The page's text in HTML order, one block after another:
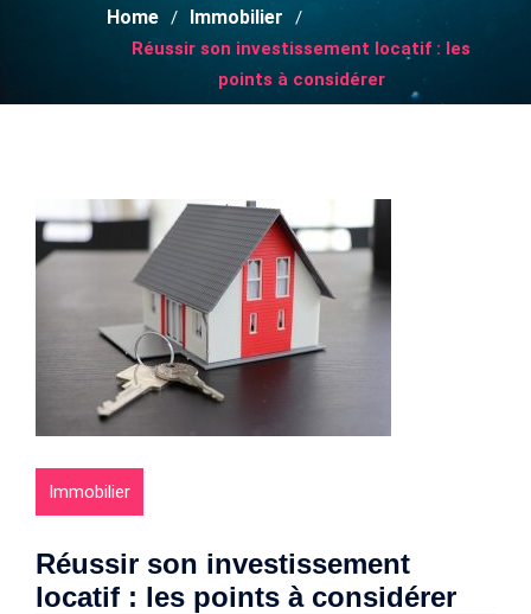
Home Immobilier
Réussir son investissement locatif : les
points à considérer
Immobilier
Réussir son investissement
locatif : les points à considérer